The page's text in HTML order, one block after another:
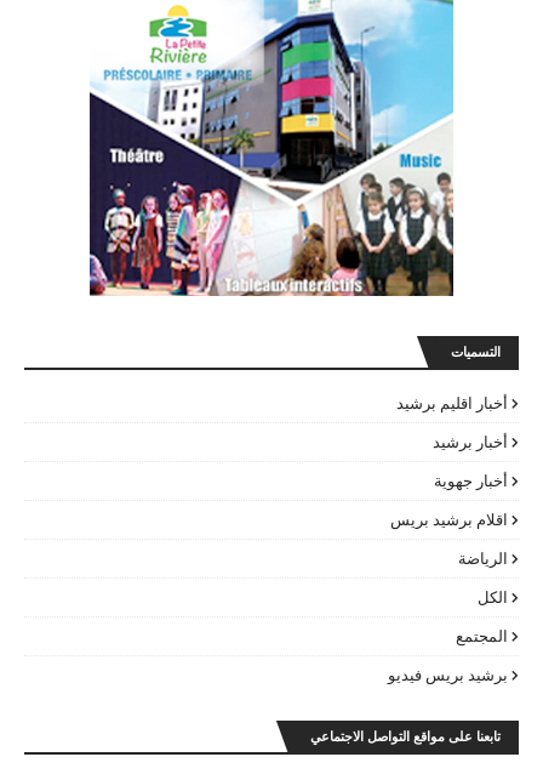
التسميات
أخبار اقليم برشيد
أخبار برشيد
أخبار جهوية
اقلام برشيد بريس
الرياضة
الكل
المجتمع
برشيد بريس فيديو
تابعنا على مواقع التواصل الاجتماعي